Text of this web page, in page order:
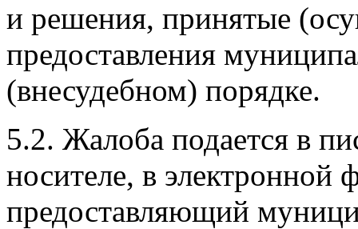
и решения, принятые
предоставления
(внесудебном) порядке.
5.2. Жалоба подается в
носителе, в электронной
предоставляющий